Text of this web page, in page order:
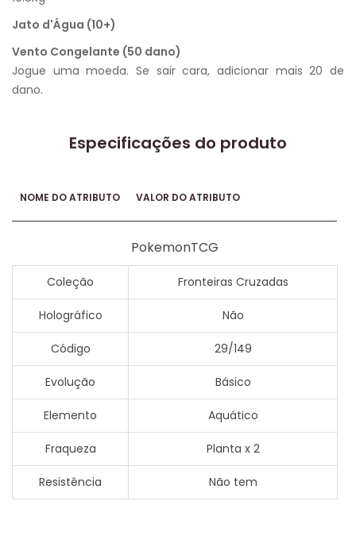
Jato d'Água (10+)
Vento Congelante (50 dano)
Jogue uma moeda. Se sair cara, adicionar mais 20 de
dano.
Especificações do produto
NOME DO ATRIBUTO VALOR DO ATRIBUTO
PokemonTCG
Coleção Fronteiras Cruzadas
Holográfico Não
Código 29/149
Evolução Básico
Elemento Aquático
Fraqueza Planta x 2
Resistência Não tem